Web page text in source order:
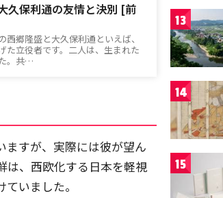
久保利通の友情と決別 [前
郷隆盛と大久保利通といえば、
た立役者です。二人は、生まれた
。共…
ますが、実際には彼が望ん
は、西欧化する日本を軽視
いました。
13
14
15